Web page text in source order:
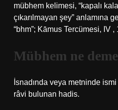
mübhem kelimesi, “kapalı
çıkarılmayan şey” anlamına
“bhm”; Kāmus Tercümesi, IV ,
Mübhem ne
İsnadında veya metninde
râvi bulunan hadis.